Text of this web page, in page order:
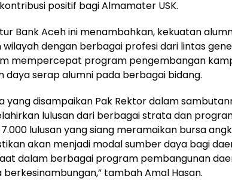
positif bagi Almamater USK.
Bank Aceh ini menambahkan, kekuatan
wilayah dengan berbagai profesi dari lintas
mempercepat program pengembangan
daya serap alumni pada berbagai bidang.
yang disampaikan Pak Rektor dalam
lulusan dari berbagai strata dan
lulusan yang siang meramaikan bursa
akan menjadi modal sumber daya bagi
dalam berbagai program pembangunan
tambah Amal Hasan.